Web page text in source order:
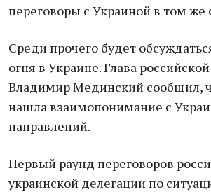
переговоры с Украиной в том же
Среди прочего будет
огня в Украине. Глава
Владимир Мединский сообщил,
нашла взаимопонимание с
направлений.
Первый раунд переговоров
украинской делегации по